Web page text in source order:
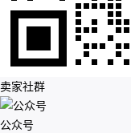
卖家社群
公众号